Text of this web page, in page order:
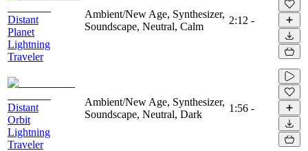
Distant
Planet
Lightning
Traveler
Ambient/New Age, Synthesizer,
Soundscape, Neutral, Calm
2:12 -
Distant
Orbit
Lightning
Traveler
Ambient/New Age, Synthesizer,
Soundscape, Neutral, Dark
1:56 -